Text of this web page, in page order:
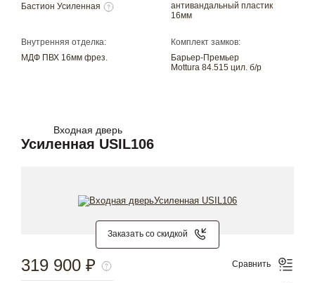
Бастион Усиленная
антивандальный пластик
16мм
Внутренняя отделка:
МДФ ПВХ 16мм фрез.
Комплект замков:
Барьер-Премьер
Mottura 84.515 цил. б/р
Входная дверь
Усиленная USIL106
Заказать со скидкой
319 900 ₽ Сравнить